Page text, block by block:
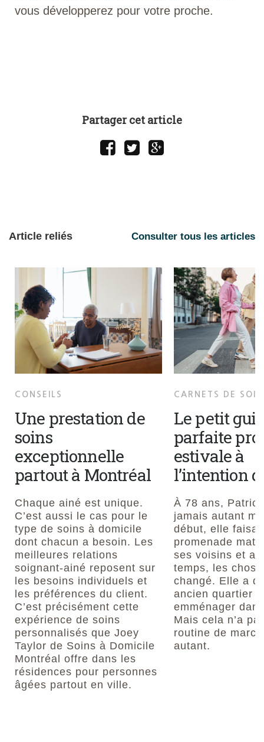
vous développerez pour votre proche.
Partager cet article
Article reliés Consulter tous les articles
CONSEILS
Une prestation de
soins
exceptionnelle
partout à Montréal
Chaque ainé est unique.
C’est aussi le cas pour le
type de soins à domicile
dont chacun a besoin. Les
meilleures relations
soignant-ainé reposent sur
les besoins individuels et
les préférences du client.
C’est précisément cette
expérience de soins
personnalisés que Joey
Taylor de Soins à Domicile
Montréal offre dans les
résidences pour personnes
âgées partout en ville.
CARNETS DE
Le petit
parfaite
estivale à
l’intention
À 78 ans,
jamais autant
début, elle
promenade
ses voisins et
temps, les
changé. Elle a
ancien quartier
emménager
Mais cela n’a
routine de
autant.